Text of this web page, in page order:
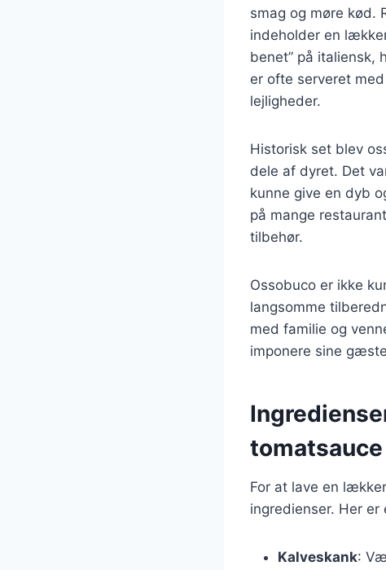
smag og møre kød.
indeholder en
benet” på italiensk,
er ofte serveret
lejligheder.
Historisk set blev
dele af dyret. Det
kunne give en dyb
på mange
tilbehør.
Ossobuco er ikke
langsomme
med familie og
imponere sine
tomatsauce
For at lave en
ingredienser. Her
Kalveskank: